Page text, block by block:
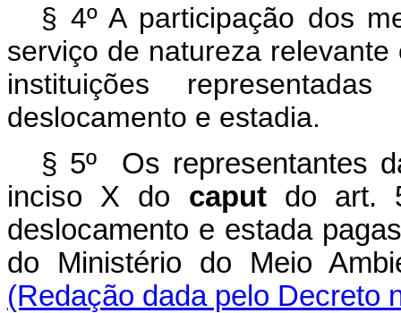
§ 4º A participação dos
serviço de natureza
instituições
deslocamento e estadia.
§ 5º Os representantes
inciso X do caputdo art.
deslocamento e estada
do Ministério do Meio
(Redação dada pelo Decreto